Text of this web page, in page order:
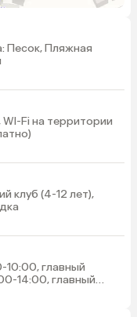
Песок, Пляжная
Fi на территории
клуб (4-12 лет),
10:00, главный
14:00, главный
21:00, главный